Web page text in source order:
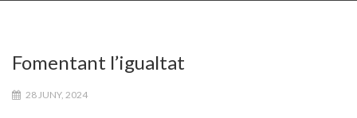
Fomentant l’igualtat
28 JUNY, 2024